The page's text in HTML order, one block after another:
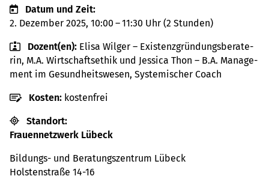
Datum und Zeit:
2. Dezem­ber 2025, 10:00 – 11:30 Uhr (2 Stun­den)
Dozent(en): Elisa Wilger – Exis­tenz­grün­dungs­be­ra­te­
rin, M.A. Wirt­schafts­ethik und Jes­sica Thon – B.A. Manage­
ment im Gesund­heits­we­sen, Sys­te­mi­scher Coach
Kosten: kos­ten­frei
Stand­ort:
Frau­en­netz­werk Lübeck
Bil­dungs- und Bera­tungs­zen­trum Lübeck
Hols­ten­straße 14-16